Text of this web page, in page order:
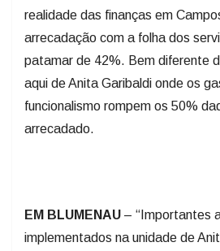
realidade das finanças em
arrecadação com a folha dos
patamar de 42%. Bem diferente
aqui de Anita Garibaldi onde os
funcionalismo rompem os 50%
arrecadado.
EM BLUMENAU – “Importantes
implementados na unidade de